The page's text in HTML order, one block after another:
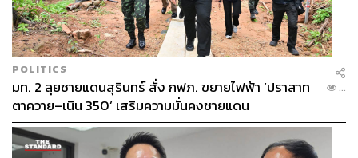
POLITICS
มท. 2 ลุยชายแดนสุรินทร์ สั่ง กฟภ. ขยายไฟฟ้า ‘ปราสาท
ตาควาย–เนิน 350’ เสริมความมั่นคงชายแดน
...